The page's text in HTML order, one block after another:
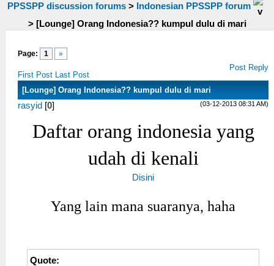
PPSSPP discussion forums> Indonesian PPSSPP forum
> [Lounge] Orang Indonesia?? kumpul dulu di mari
Page: 1 »
First Post Last Post
Post Reply
[Lounge] Orang Indonesia?? kumpul dulu di mari
(03-12-2013 08:31 AM)
rasyid [0]
Daftar orang indonesia yang
udah di kenali
Disini
Yang lain mana suaranya, haha
Quote: